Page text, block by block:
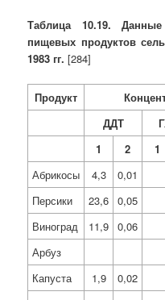
Таблица 10.19.
пищевых продуктов
1983 гг. [284]
Продукт
ДДТ
1
2 1
Абрикосы
4,3 0,01
Персики
23,6 0,05
Виноград
11,9 0,06
Арбуз
Капуста
1,9 0,02